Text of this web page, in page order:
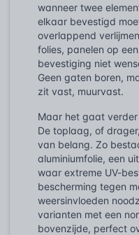
wanneer twee
elkaar bevestigd
overlappend
folies, panelen op
bevestiging niet
Geen gaten boren,
zit vast, muurvast.
Maar het gaat
De toplaag, of
van belang. Zo
aluminiumfolie, een
waar extreme UV-
bescherming tegen
weersinvloeden
varianten met een
bovenzijde, perfect